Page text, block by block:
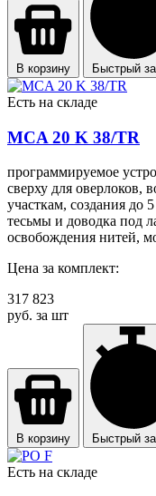
В корзину Быстрый
Есть на складе
MCA 20 K 38/TR
программируемое
сверху для оверлоков,
участкам, создания до
тесьмы и доводка под
освобождения нитей,
Цена за комплект:
317 823
руб. за шт
В корзину Быстрый
Есть на складе